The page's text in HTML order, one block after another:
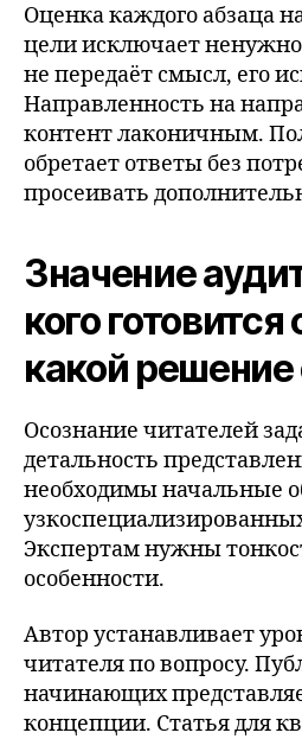
Оценка каждого абзаца
цели исключает
не передаёт смысл, его
Направленность на
контент лаконичным.
обретает ответы без
просеивать
Значение
кого готовится
какой
Осознание читателей
детальность
необходимы начальные
Экспертам нужны
особенности.
Автор устанавливает
читателя по вопросу.
начинающих
концепции. Статья для